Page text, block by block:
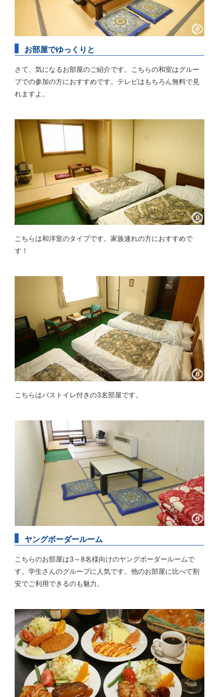
お部屋でゆっくりと
さて、気になるお部屋のご紹介です。こちらの和室はグルー
プでの参加の方におすすめです。テレビはもちろん無料で見
れますよ。
こちらは和洋室のタイプです。家族連れの方におすすめで
す！
こちらはバストイレ付きの3名部屋です。
ヤングボーダールーム
こちらのお部屋は3～8名様向けのヤングボーダールームで
す。学生さんのグループに人気です。他のお部屋に比べて割
安でご利用できるのも魅力。